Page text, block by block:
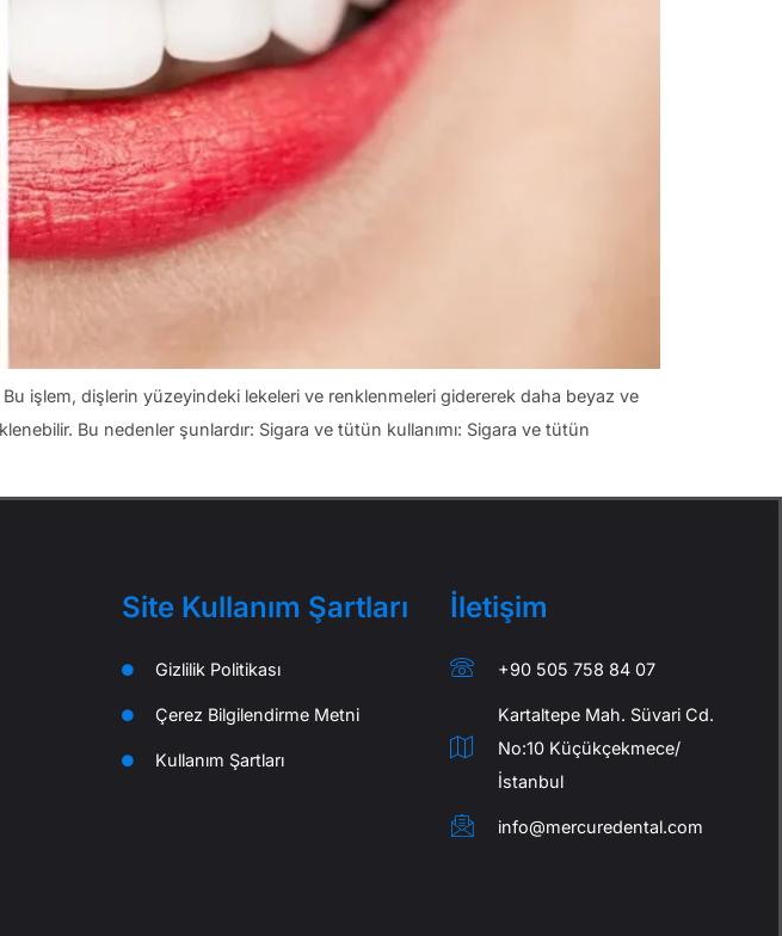
işlem, dişlerin yüzeyindeki lekeleri ve renklenmeleri gidererek daha beyaz ve
Bu nedenler şunlardır: Sigara ve tütün kullanımı: Sigara ve tütün
Site Kullanım Şartları
Gizlilik Politikası
Çerez Bilgilendirme Metni
Kullanım Şartları
İletişim
+90 505 758 84 07
Kartaltepe Mah. Süvari Cd.
No:10 Küçükçekmece/
İstanbul
info@mercuredental.com